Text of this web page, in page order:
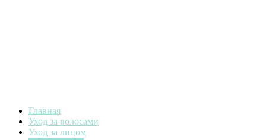
Главная
Уход за волосами
Уход за лицом